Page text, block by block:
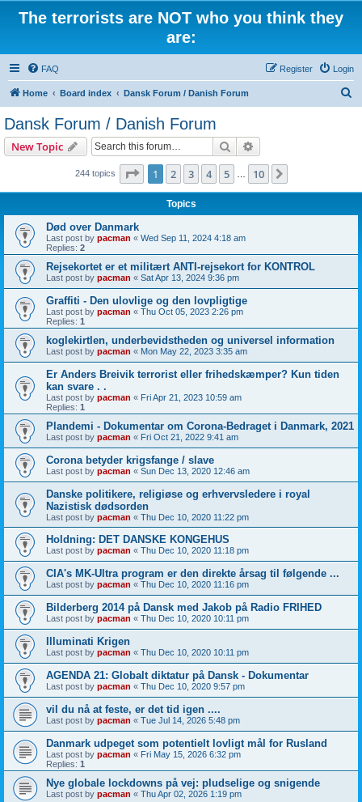
The terrorists are NOT who you think they
are:
FAQ Login
Register
Home Board index Dansk Forum / Danish Forum
Dansk Forum / Danish Forum
New Topic Search
244 topics Page 1of 10
1 2 3 4 5 10
Topics
Død over Danmark
Last post by pacman « Wed Sep 11, 2024 4:18 am
Replies: 2
Rejsekortet er et militært ANTI-rejsekort for KONTROL
Last post by pacman « Sat Apr 13, 2024 9:36 pm
Graffiti - Den ulovlige og den lovpligtige
Last post by pacman « Thu Oct 05, 2023 2:26 pm
Replies: 1
koglekirtlen, underbevidstheden og universel information
Last post by pacman « Mon May 22, 2023 3:35 am
Er Anders Breivik terrorist eller frihedskæmper? Kun tiden
kan svare . .
Last post by pacman « Fri Apr 21, 2023 10:59 am
Replies: 1
Plandemi - Dokumentar om Corona-Bedraget i Danmark, 2021
Last post by pacman « Fri Oct 21, 2022 9:41 am
Corona betyder krigsfange / slave
Last post by pacman « Sun Dec 13, 2020 12:46 am
Danske politikere, religiøse og erhvervsledere i royal
Nazistisk dødsorden
Last post by pacman « Thu Dec 10, 2020 11:22 pm
Holdning: DET DANSKE KONGEHUS
Last post by pacman « Thu Dec 10, 2020 11:18 pm
CIA's MK-Ultra program er den direkte årsag til følgende ...
Last post by pacman « Thu Dec 10, 2020 11:16 pm
Bilderberg 2014 på Dansk med Jakob på Radio FRIHED
Last post by pacman « Thu Dec 10, 2020 10:11 pm
Illuminati Krigen
Last post by pacman « Thu Dec 10, 2020 10:11 pm
AGENDA 21: Globalt diktatur på Dansk - Dokumentar
Last post by pacman « Thu Dec 10, 2020 9:57 pm
vil du nå at feste, er det tid igen ....
Last post by pacman « Tue Jul 14, 2026 5:48 pm
Danmark udpeget som potentielt lovligt mål for Rusland
Last post by pacman « Fri May 15, 2026 6:32 pm
Replies: 1
Nye globale lockdowns på vej: pludselige og snigende
Last post by pacman « Thu Apr 02, 2026 1:19 pm